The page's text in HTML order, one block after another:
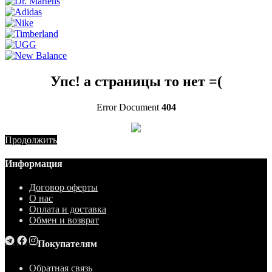
Упс! а страницы то нет =(
Error Document 404
Продолжить
Информация
Договор оферты
О нас
Оплата и доставка
Обмен и возврат
Покупателям
Обратная связь